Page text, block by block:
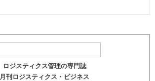
ロジスティクス管理の専門誌
月刊ロジスティクス・ビジネス